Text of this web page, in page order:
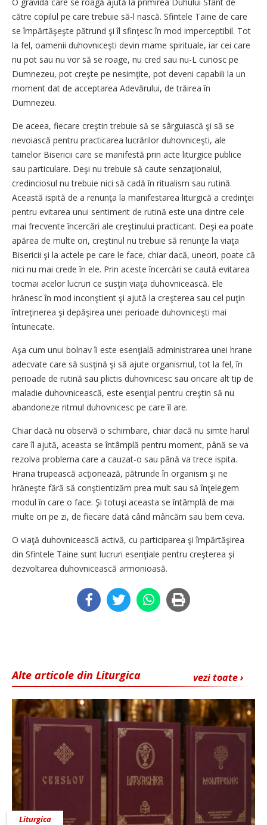
către copilul pe care trebuie să-l nască. Sfintele Taine de care
se împărtăşeşte pătrund şi îl sfinţesc în mod imperceptibil. Tot
la fel, oamenii duhovniceşti devin mame spirituale, iar cei care
nu pot sau nu vor să se roage, nu cred sau nu-L cunosc pe
Dumnezeu, pot creşte pe nesimţite, pot deveni capabili la un
moment dat de acceptarea Adevărului, de trăirea în
Dumnezeu.
De aceea, fiecare creştin trebuie să se sârguiască şi să se
nevoiască pentru practicarea lucrărilor duhovniceşti, ale
tainelor Bisericii care se manifestă prin acte liturgice publice
sau particulare. Deşi nu trebuie să caute senzaţionalul,
credinciosul nu trebuie nici să cadă în ritualism sau rutină.
Această ispită de a renunţa la manifestarea liturgică a credinţei
pentru evitarea unui sentiment de rutină este una dintre cele
mai frecvente încercări ale creştinului practicant. Deşi ea poate
apărea de multe ori, creştinul nu trebuie să renunţe la viaţa
Bisericii şi la actele pe care le face, chiar dacă, uneori, poate că
nici nu mai crede în ele. Prin aceste încercări se caută evitarea
tocmai acelor lucruri ce susţin viaţa duhovnicească. Ele
hrănesc în mod inconştient şi ajută la creşterea sau cel puţin
întreţinerea şi depăşirea unei perioade duhovniceşti mai
întunecate.
Aşa cum unui bolnav îi este esenţială administrarea unei hrane
adecvate care să susţină şi să ajute organismul, tot la fel, în
perioade de rutină sau plictis duhovnicesc sau oricare alt tip de
maladie duhovnicească, este esenţial pentru creştin să nu
abandoneze ritmul duhovnicesc pe care îl are.
Chiar dacă nu observă o schimbare, chiar dacă nu simte harul
care îl ajută, aceasta se întâmplă pentru moment, până se va
rezolva problema care a cauzat-o sau până va trece ispita.
Hrana trupească acţionează, pătrunde în organism şi ne
hrăneşte fără să conştientizăm prea mult sau să înţelegem
modul în care o face. Şi totuşi aceasta se întâmplă de mai
multe ori pe zi, de fiecare dată când mâncăm sau bem ceva.
O viaţă duhovnicească activă, cu participarea şi împărtăşirea
din Sfintele Taine sunt lucruri esenţiale pentru creşterea şi
dezvoltarea duhovnicească armonioasă.
vezi toate ›
Alte articole din Liturgica
Liturgica